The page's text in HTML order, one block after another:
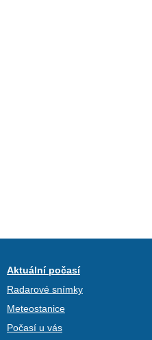
Aktuální počasí
Radarové snímky
Meteostanice
Počasí u vás